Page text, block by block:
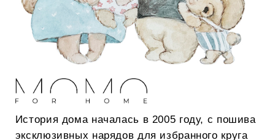
Каждая коллекция – итог совместной работы
активно включен в деловую и светскую жизнь.
Партнеры и друзья MOMO FOR HOME дарят
вдохновение и помогают создать неповторимый
стиль.
декоративные подушки, постельное белье,
бархатные сумочки. Отличительной чертой
продукции MOMO FOR HOME являются
великолепные вышивки.
МОМО FOR HOME - это собственный цех по